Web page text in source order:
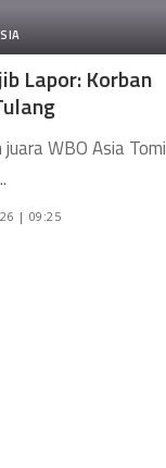
Lapor: Korban
WBO Asia Tomi
| 09:25